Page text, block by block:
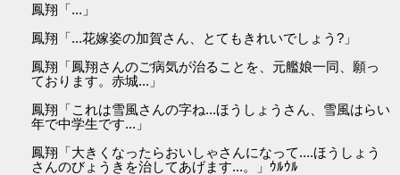
鳳翔「...」
鳳翔「...花嫁姿の加賀さん、とてもきれいでしょう?」
鳳翔「鳳翔さんのご病気が治ることを、元艦娘一同、願っ
ております。赤城...」
鳳翔「これは雪風さんの字ね...ほうしょうさん、雪風はらい
年で中学生です...」
鳳翔「大きくなったらおいしゃさんになって....ほうしょう
さんのびょうきを治してあげます...。」ｳﾙｳﾙ